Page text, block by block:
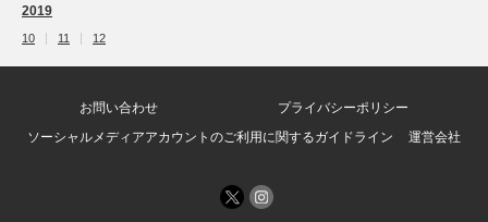
2019
10 11 12
お問い合わせ
プライバシーポリシー
ソーシャルメディアアカウントのご利用に関するガイドライン
運営会社